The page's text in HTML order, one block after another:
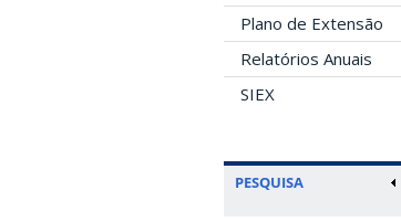
Plano de Extensão
Relatórios Anuais
SIEX
PESQUISA